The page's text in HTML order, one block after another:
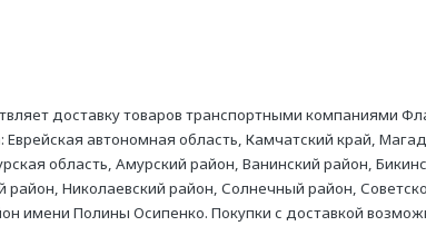
доставку товаров транспортными компаниями
автономная область, Камчатский край,
область, Амурский район, Ванинский район,
Николаевский район, Солнечный район,
имени Полины Осипенко. Покупки с доставкой